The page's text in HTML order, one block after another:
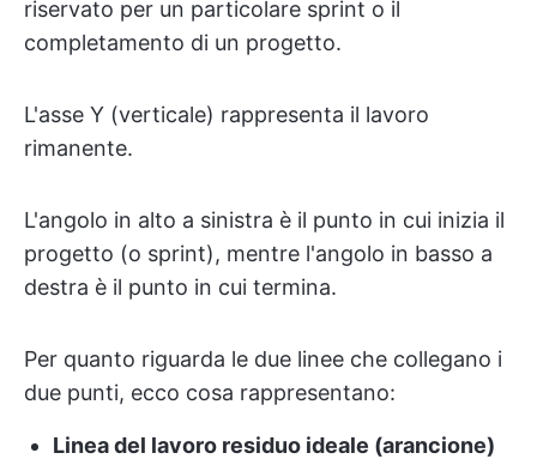
riservato per un particolare sprint o il
completamento di un progetto.
L'asse Y (verticale) rappresenta il lavoro
rimanente.
L'angolo in alto a sinistra è il punto in cui inizia il
progetto (o sprint), mentre l'angolo in basso a
destra è il punto in cui termina.
Per quanto riguarda le due linee che collegano i
due punti, ecco cosa rappresentano:
Linea del lavoro residuo ideale (arancione)